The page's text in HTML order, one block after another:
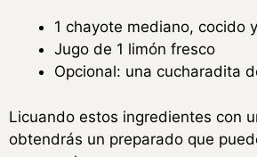
1 chayote mediano, cocido
Jugo de 1 limón fresco
Opcional: una cucharadita
Licuando estos ingredientes con
obtendrás un preparado que